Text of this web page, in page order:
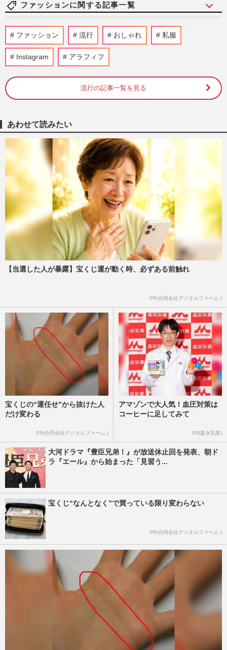
ファッションに関する記事一覧
ファッションデザイナー・ドン小西、『心
臓弁膜症』『膀胱がん』『咽頭がん』“3つ
の大病”を経験でたどり…
週刊女性2026年8月11日号
村重杏奈が熱愛！ お相手は人気DJ兼モデ
ル・井上ヤマト《2026年8月Choice》
Number_i・平野紫耀、最新MVで披露し
た“ダサかわ”衝撃ビジュアルが「本当に別
人レベル」「春日じゃん」フ…
『週刊女性』編集部
佳子さま、御殿場の高校馬術大会に“大人
モノトーンスタイル”で登場…耳元を彩る
「3300円の藍染イヤリング…
週刊女性PRIME 2026/8/1
DA PUMP・ISSAが披露した“両腕びっし
2026/7/29
ファッション 流行 おしゃれ 私服
Instagram アラフィフ
流行の記事一覧を見る
あわせて読みたい
【当選した人が暴露】宝くじ運が動く時、必ずある前触れ
PR(合同会社デジタルファーム )
宝くじの“運任せ”から抜けた人
だけ変わる
PR(合同会社デジタルファーム )
アマゾンで大人気！血圧対策は
コーヒーに足してみて
PR(森永乳業)
大河ドラマ『豊臣兄弟！』が放送休止回を発表、朝ド
ラ『エール』から始まった「見習う...
宝くじ“なんとなく”で買っている限り変わらない
PR(合同会社デジタルファーム )